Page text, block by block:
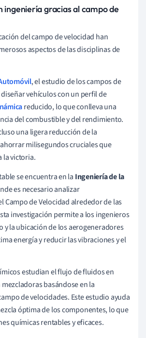
ingeniería gracias al campo de
del campo de velocidad han
aspectos de las disciplinas de
, el estudio de los campos de
vehículos con un perfil de
reducido, lo que conlleva una
del combustible y del rendimiento.
una ligera reducción de la
milisegundos cruciales que
la victoria.
se encuentra en la Ingeniería de la
es necesario analizar
Campo de Velocidad alrededor de las
investigación permite a los ingenieros
y la ubicación de los aerogeneradores
energía y reducir las vibraciones y el
estudian el flujo de fluidos en
basándose en la
de velocidades. Este estudio ayuda
óptima de los componentes, lo que
químicas rentables y eficaces.